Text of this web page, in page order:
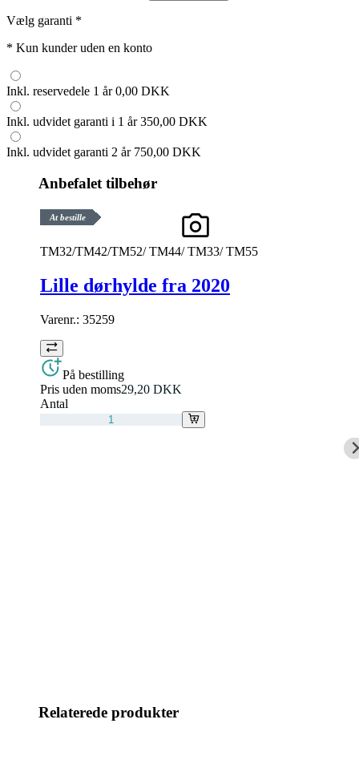
Vælg garanti *
* Kun kunder uden en konto
Inkl. reservedele 1 år0,00 DKK
Inkl. udvidet garanti i 1 år350,00 DKK
Inkl. udvidet garanti 2 år 750,00 DKK
Anbefalet tilbehør
At bestille
TM32/TM42/TM52/ TM44/ TM33/ TM55
Lille dørhylde fra 2020
Varenr.: 35259
På bestilling
Pris uden moms29,20 DKK
Antal
Relaterede produkter